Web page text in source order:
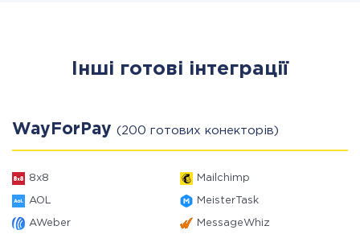
Інші готові інтеграції
WayForPay (200 готових конекторів)
8x8 Mailchimp
AOL MeisterTask
AWeber MessageWhiz